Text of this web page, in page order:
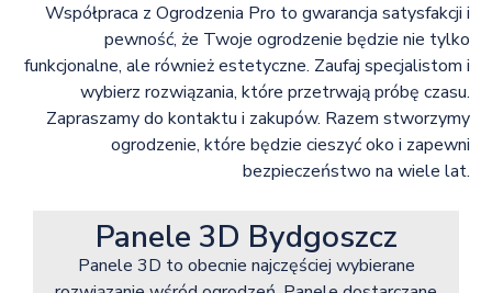
Współpraca z Ogrodzenia Pro to gwarancja satysfakcji i
pewność, że Twoje ogrodzenie będzie nie tylko
funkcjonalne, ale również estetyczne. Zaufaj specjalistom i
wybierz rozwiązania, które przetrwają próbę czasu.
Zapraszamy do kontaktu i zakupów. Razem stworzymy
ogrodzenie, które będzie cieszyć oko i zapewni
bezpieczeństwo na wiele lat.
Panele 3D Bydgoszcz
Panele 3D to obecnie najczęściej wybierane